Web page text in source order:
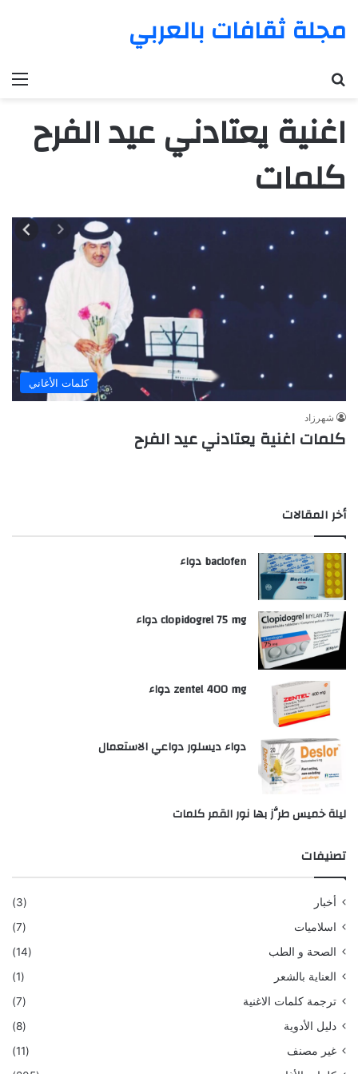
مجلة ثقافات بالعربي
اغنية يعتادني عيد الفرح
كلمات
كلمات الأغاني
شهرزاد
كلمات اغنية يعتادني عيد الفرح
أخر المقالات
baclofen دواء
clopidogrel 75 mg دواء
zentel 400 mg دواء
دواء ديسلور دواعي الاستعمال
ليلة خميس طرَّز بها نور القمر كلمات
تصنيفات
أخبار
(3)
اسلاميات
(7)
الصحة و الطب
(14)
العناية بالشعر
(1)
ترجمة كلمات الاغنية
(7)
دليل الأدوية
(8)
غير مصنف
(11)